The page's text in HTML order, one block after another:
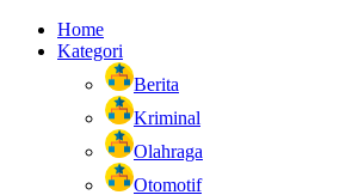
Home
Kategori
Berita
Kriminal
Olahraga
Otomotif